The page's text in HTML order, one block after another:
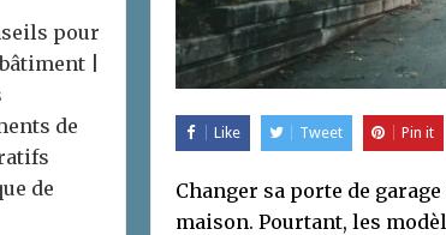
Like Tweet Pin it
Changer sa porte de
maison. Pourtant, les
pour
|
de
de